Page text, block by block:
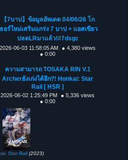
【7บาป】ข้อมูลอัพเดต 04/06/26 โก
ธอร์ใหม่เสริมแกร่ง 7 บาป + แอสเขียว
ปลดLRมาแล้ว!#7dsgc
2026-06-03 11:58:05 AM
● 4,380 views
● 0:00
ความสามารถ TOSAKA RIN V.1
Archerยังเก่งได้อีก?! Honkai: Star
Rail [ HSR ]
2026-06-02 1:25:49 PM
● 5,336 views
● 0:00
Star Rail(2023)